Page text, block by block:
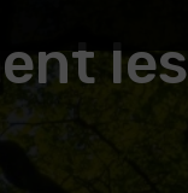
les